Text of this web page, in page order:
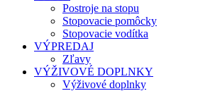
Postroje na stopu
Stopovacie pomôcky
Stopovacie vodítka
VÝPREDAJ
Zľavy
VÝŽIVOVÉ DOPLNKY
Výživové doplnky